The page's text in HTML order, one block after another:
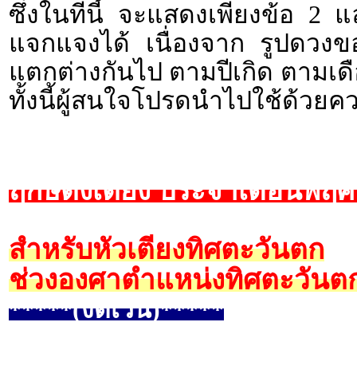
ซึ่งในทีนี้ จะแสดงเพียงข้อ 2
แจกแจงได้ เนื่องจาก รูปดวง
แตกต่างกันไป ตามปีเกิด ตามเ
ทั้งนี้ผู้สนใจโปรดนำไปใช้ด้วยค
ฤกษ์ตั้งเตียง ประจำเดือนพฤ
สำหรับหัวเตียงทิศตะวันตก
ช่วงองศาตำแหน่งทิศตะวันต
*****(งดเว้น)*****